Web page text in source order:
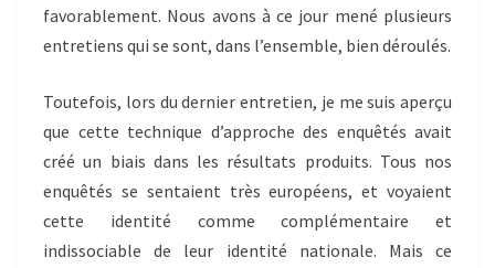
favorablement. Nous avons à ce jour mené plusieurs
entretiens qui se sont, dans l’ensemble, bien déroulés.
Toutefois, lors du dernier entretien, je me suis aperçu
que cette technique d’approche des enquêtés avait
créé un biais dans les résultats produits. Tous nos
enquêtés se sentaient très européens, et voyaient
cette identité comme complémentaire et
indissociable de leur identité nationale. Mais ce